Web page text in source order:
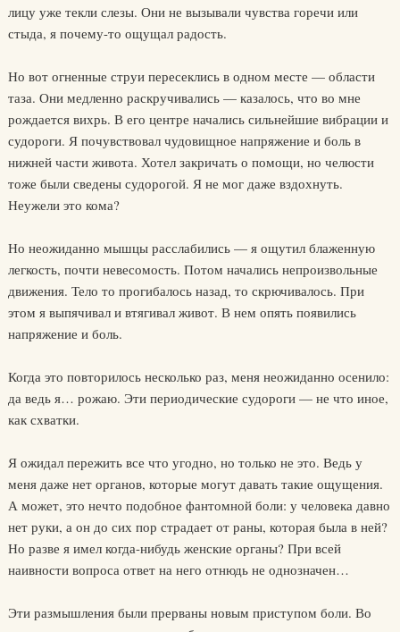
лицу уже текли слезы. Они не вызывали чувства горечи или
стыда, я почему-то ощущал радость.
Но вот огненные струи пересеклись в одном месте — области
таза. Они медленно раскручивались — казалось, что во мне
рождается вихрь. В его центре начались сильнейшие вибрации и
судороги. Я почувствовал чудовищное напряжение и боль в
нижней части живота. Хотел закричать о помощи, но челюсти
тоже были сведены судорогой. Я не мог даже вздохнуть.
Неужели это кома?
Но неожиданно мышцы расслабились — я ощутил блаженную
легкость, почти невесомость. Потом начались непроизвольные
движения. Тело то прогибалось назад, то скрючивалось. При
этом я выпячивал и втягивал живот. В нем опять появились
напряжение и боль.
Когда это повторилось несколько раз, меня неожиданно осенило:
да ведь я… рожаю. Эти периодические судороги — не что иное,
как схватки.
Я ожидал пережить все что угодно, но только не это. Ведь у
меня даже нет органов, которые могут давать такие ощущения.
А может, это нечто подобное фантомной боли: у человека давно
нет руки, а он до сих пор страдает от раны, которая была в ней?
Но разве я имел когда-нибудь женские органы? При всей
наивности вопроса ответ на него отнюдь не однозначен…
Эти размышления были прерваны новым приступом боли. Во